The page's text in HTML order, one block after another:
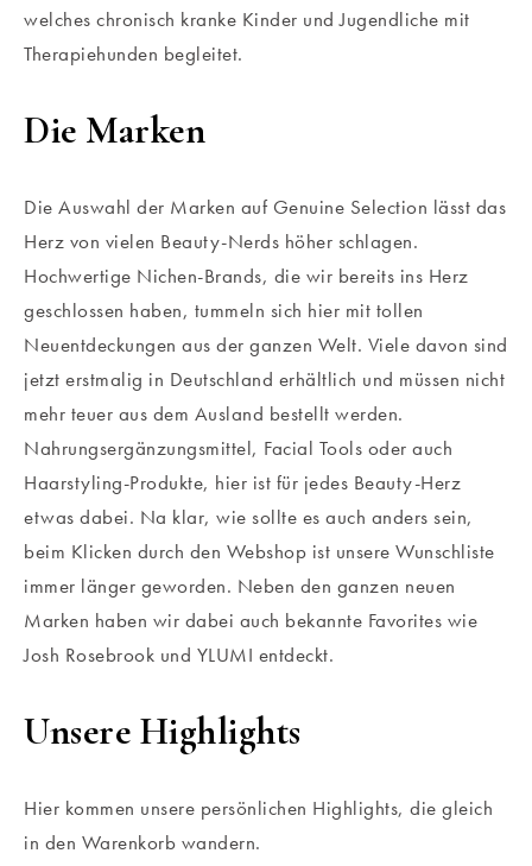
welches chronisch kranke Kinder und Jugendliche mit
Therapiehunden begleitet.
Die Marken
Die Auswahl der Marken auf Genuine Selection lässt das
Herz von vielen Beauty-Nerds höher schlagen.
Hochwertige Nichen-Brands, die wir bereits ins Herz
geschlossen haben, tummeln sich hier mit tollen
Neuentdeckungen aus der ganzen Welt. Viele davon sind
jetzt erstmalig in Deutschland erhältlich und müssen nicht
mehr teuer aus dem Ausland bestellt werden.
Nahrungsergänzungsmittel, Facial Tools oder auch
Haarstyling-Produkte, hier ist für jedes Beauty-Herz
etwas dabei. Na klar, wie sollte es auch anders sein,
beim Klicken durch den Webshop ist unsere Wunschliste
immer länger geworden. Neben den ganzen neuen
Marken haben wir dabei auch bekannte Favorites wie
Josh Rosebrook und YLUMI entdeckt.
Unsere Highlights
Hier kommen unsere persönlichen Highlights, die gleich
in den Warenkorb wandern.